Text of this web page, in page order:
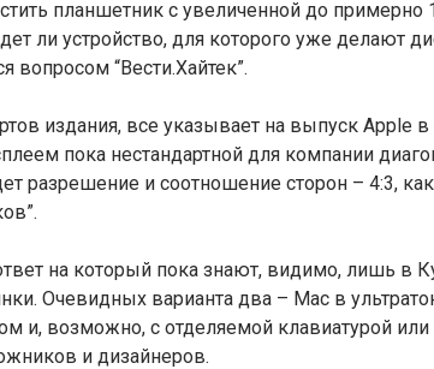
планшетник с увеличенной до
ли устройство, для которого уже делают
вопросом “Вести.Хайтек”.
издания, все указывает на выпуск Apple
пока нестандартной для компании
разрешение и соотношение сторон – 4:3,
на который пока знают, видимо, лишь в
Очевидных варианта два – Mac в
и, возможно, с отделяемой клавиатурой
и дизайнеров.